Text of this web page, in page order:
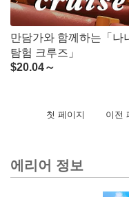
만담가와 함께하는「나
탐험 크루즈」
$20.04～
첫 페이지 이전
에리어 정보